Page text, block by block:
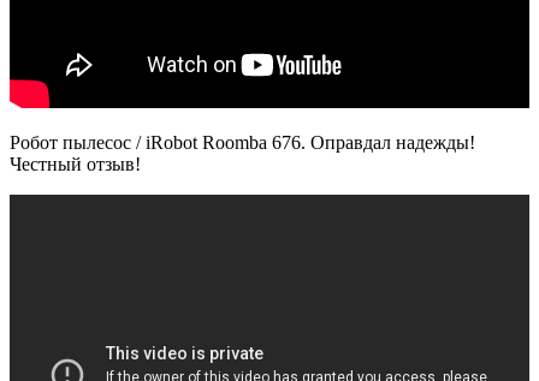
Робот пылесос / iRobot Roomba 676. Оправдал надежды!
Честный отзыв!